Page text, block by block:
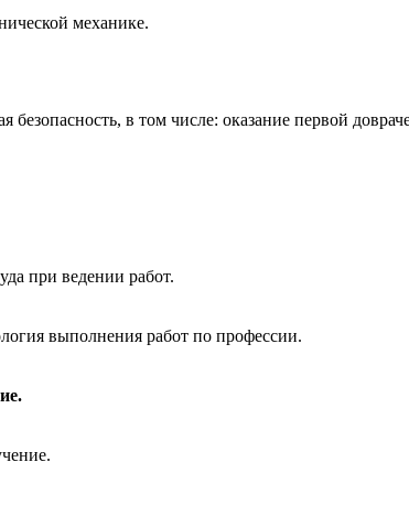
механике.
безопасность, в том числе: оказание первой
при ведении работ.
выполнения работ по профессии.